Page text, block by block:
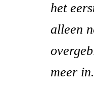
het
alleen
meer